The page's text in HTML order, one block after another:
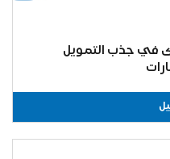
في جذب التمويل